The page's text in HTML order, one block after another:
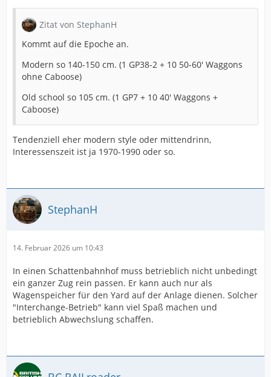
Zitat von StephanH
Kommt auf die Epoche an.
Modern so 140-150 cm. (1 GP38-2 + 10 50-60' Waggons
ohne Caboose)
Old school so 105 cm. (1 GP7 + 10 40' Waggons +
Caboose)
Tendenziell eher modern style oder mittendrinn,
Interessenszeit ist ja 1970-1990 oder so.
StephanH
14. Februar 2026 um 10:43
In einen Schattenbahnhof muss betrieblich nicht unbedingt
ein ganzer Zug rein passen. Er kann auch nur als
Wagenspeicher für den Yard auf der Anlage dienen. Solcher
"Interchange-Betrieb" kann viel Spaß machen und
betrieblich Abwechslung schaffen.